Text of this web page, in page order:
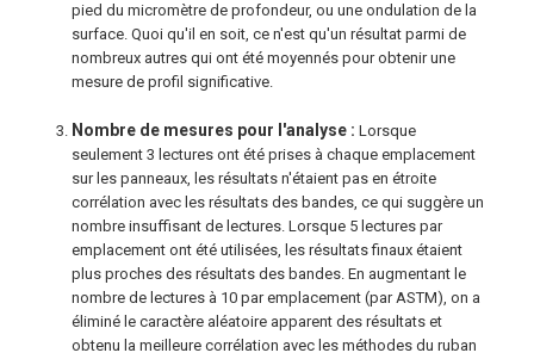
pied du micromètre de profondeur, ou une ondulation de la
surface. Quoi qu'il en soit, ce n'est qu'un résultat parmi de
nombreux autres qui ont été moyennés pour obtenir une
mesure de profil significative.
Nombre de mesures pour l'analyse : Lorsque
seulement 3 lectures ont été prises à chaque emplacement
sur les panneaux, les résultats n'étaient pas en étroite
corrélation avec les résultats des bandes, ce qui suggère un
nombre insuffisant de lectures. Lorsque 5 lectures par
emplacement ont été utilisées, les résultats finaux étaient
plus proches des résultats des bandes. En augmentant le
nombre de lectures à 10 par emplacement (par ASTM), on a
éliminé le caractère aléatoire apparent des résultats et
obtenu la meilleure corrélation avec les méthodes du ruban